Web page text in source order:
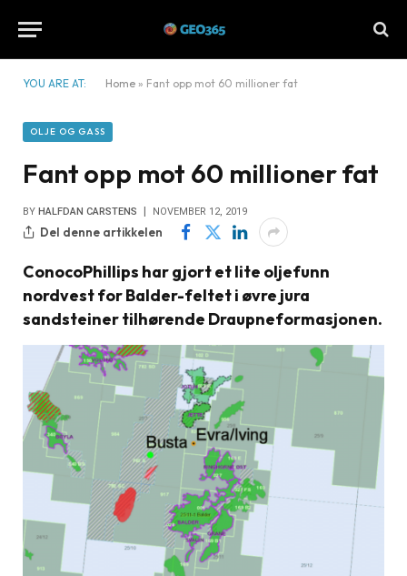
YOU ARE AT: Home » Fant opp mot 60 millioner fat
OLJE OG GASS
Fant opp mot 60 millioner fat
BY HALFDAN CARSTENS NOVEMBER 12, 2019
Del denne artikkelen
ConocoPhillips har gjort et lite oljefunn
nordvest for Balder-feltet i øvre jura
sandsteiner tilhørende Draupneformasjonen.